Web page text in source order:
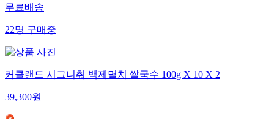
무료배송
22명구매중
커클랜드 시그니춰 백제멸치 쌀국수 100g X 10 X 2
39,300원